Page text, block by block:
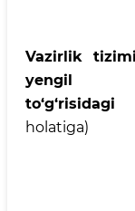
Vazirlik
to‘g‘risidagi
holatiga)